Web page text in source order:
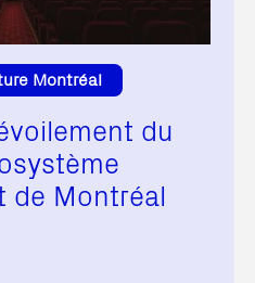
Montréal
du
de Montréal